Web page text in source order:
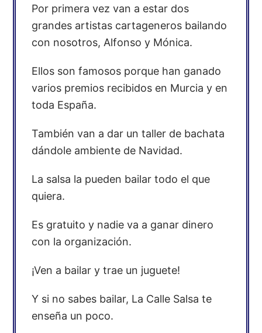
Por primera vez van a estar dos
grandes artistas cartageneros bailando
con nosotros, Alfonso y Mónica.
Ellos son famosos porque han ganado
varios premios recibidos en Murcia y en
toda España.
También van a dar un taller de bachata
dándole ambiente de Navidad.
La salsa la pueden bailar todo el que
quiera.
Es gratuito y nadie va a ganar dinero
con la organización.
¡Ven a bailar y trae un juguete!
Y si no sabes bailar, La Calle Salsa te
enseña un poco.